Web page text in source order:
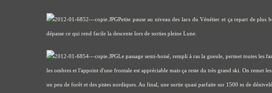
Petite pause au niveau des lacs du Vénétier et ça repart de
dépasse ce qui rend facile la descente lors de sorties pleine Lune.
Le passage semi-boisé, rempli à ras la gueule, permet toutes les
les ombres et l'appoint d'une frontale est appréciable mais ça reste du très grand ski. On remet
un peu de forêt et des pistes nordiques. Au final, une sortie quasi parfaite sur 1500 m de